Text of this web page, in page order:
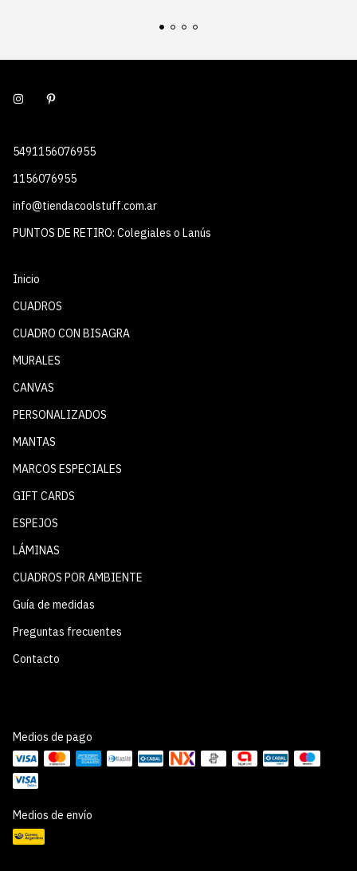
5491156076955
1156076955
info@tiendacoolstuff.com.ar
PUNTOS DE RETIRO: Colegiales o Lanús
Inicio
CUADROS
CUADRO CON BISAGRA
MURALES
CANVAS
PERSONALIZADOS
MANTAS
MARCOS ESPECIALES
GIFT CARDS
ESPEJOS
LÁMINAS
CUADROS POR AMBIENTE
Guía de medidas
Preguntas frecuentes
Contacto
Medios de pago
Medios de envío